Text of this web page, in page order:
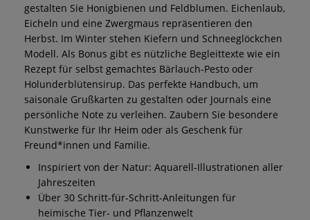
gestalten Sie Honigbienen und Feldblumen. Eichenlaub,
Eicheln und eine Zwergmaus repräsentieren den
Herbst. Im Winter stehen Kiefern und Schneeglöckchen
Modell. Als Bonus gibt es nützliche Begleittexte wie ein
Rezept für selbst gemachtes Bärlauch-Pesto oder
Holunderblütensirup. Das perfekte Handbuch, um
saisonale Grußkarten zu gestalten oder Journals eine
persönliche Note zu verleihen. Zaubern Sie besondere
Kunstwerke für Ihr Heim oder als Geschenk für
Freund*innen und Familie.
Inspiriert von der Natur: Aquarell-Illustrationen aller
Jahreszeiten
Über 30 Schritt-für-Schritt-Anleitungen für
heimische Tier- und Pflanzenwelt